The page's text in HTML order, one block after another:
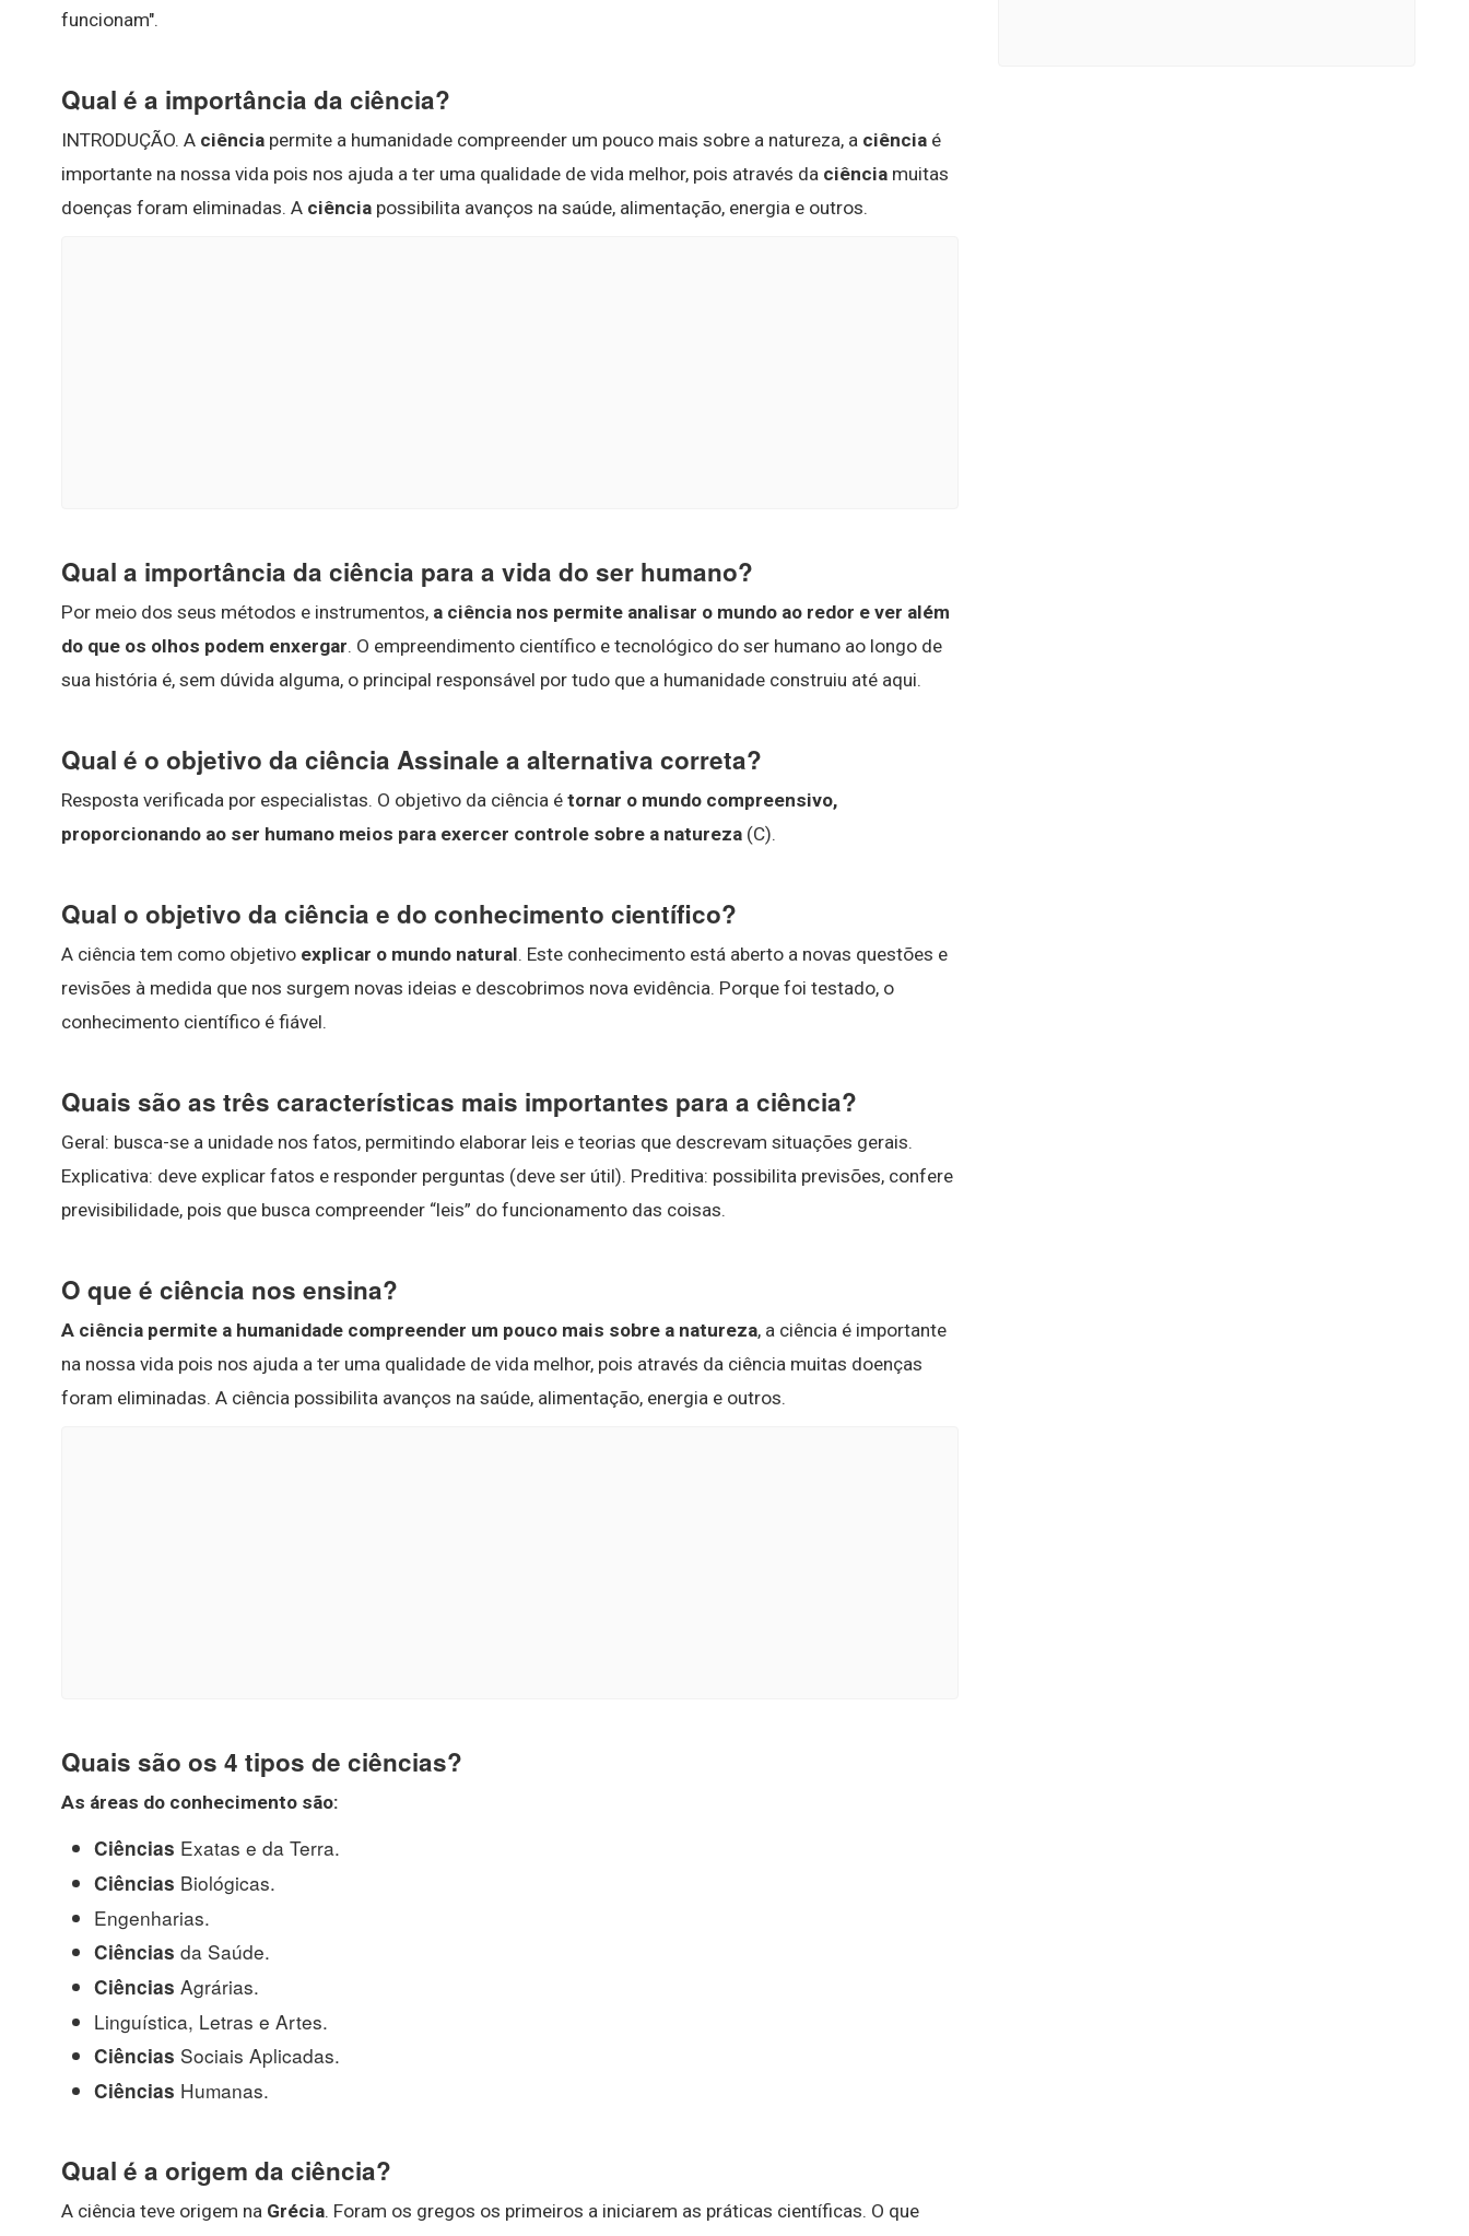
funcionam".
Qual é a importância da ciência?
INTRODUÇÃO. A ciência permite a humanidade compreender um pouco mais sobre a natureza, a ciência é
importante na nossa vida pois nos ajuda a ter uma qualidade de vida melhor, pois através da ciência muitas
doenças foram eliminadas. A ciência possibilita avanços na saúde, alimentação, energia e outros.
Qual a importância da ciência para a vida do ser humano?
Por meio dos seus métodos e instrumentos, a ciência nos permite analisar o mundo ao redor e ver além
do que os olhos podem enxergar. O empreendimento científico e tecnológico do ser humano ao longo de
sua história é, sem dúvida alguma, o principal responsável por tudo que a humanidade construiu até aqui.
Qual é o objetivo da ciência Assinale a alternativa correta?
Resposta verificada por especialistas. O objetivo da ciência é tornar o mundo compreensivo,
proporcionando ao ser humano meios para exercer controle sobre a natureza (C).
Qual o objetivo da ciência e do conhecimento científico?
A ciência tem como objetivo explicar o mundo natural. Este conhecimento está aberto a novas questões e
revisões à medida que nos surgem novas ideias e descobrimos nova evidência. Porque foi testado, o
conhecimento científico é fiável.
Quais são as três características mais importantes para a ciência?
Geral: busca-se a unidade nos fatos, permitindo elaborar leis e teorias que descrevam situações gerais.
Explicativa: deve explicar fatos e responder perguntas (deve ser útil). Preditiva: possibilita previsões, confere
previsibilidade, pois que busca compreender “leis” do funcionamento das coisas.
O que é ciência nos ensina?
A ciência permite a humanidade compreender um pouco mais sobre a natureza, a ciência é importante
na nossa vida pois nos ajuda a ter uma qualidade de vida melhor, pois através da ciência muitas doenças
foram eliminadas. A ciência possibilita avanços na saúde, alimentação, energia e outros.
Quais são os 4 tipos de ciências?
As áreas do conhecimento são:
Ciências Exatas e da Terra.
Ciências Biológicas.
Engenharias.
Ciências da Saúde.
Ciências Agrárias.
Linguística, Letras e Artes.
Ciências Sociais Aplicadas.
Ciências Humanas.
Qual é a origem da ciência?
A ciência teve origem na Grécia. Foram os gregos os primeiros a iniciarem as práticas científicas. O que